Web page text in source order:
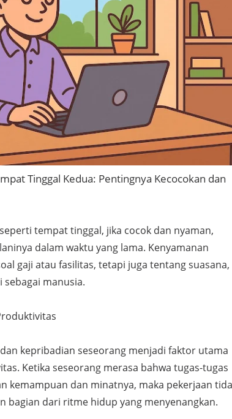
Tinggal Kedua: Pentingnya Kecocokan dan
tempat tinggal, jika cocok dan nyaman,
dalam waktu yang lama. Kenyamanan
gaji atau fasilitas, tetapi juga tentang suasana,
manusia.
kepribadian seseorang menjadi faktor utama
Ketika seseorang merasa bahwa tugas-tugas
kemampuan dan minatnya, maka pekerjaan
bagian dari ritme hidup yang menyenangkan.